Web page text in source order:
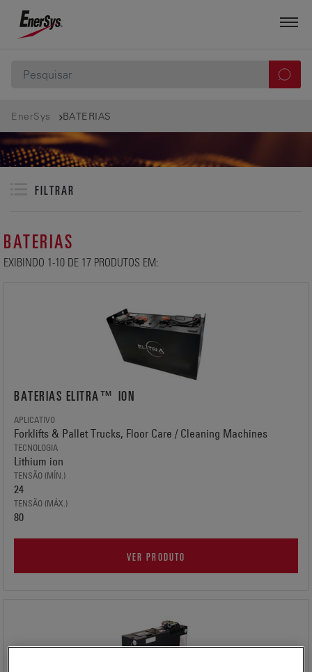
EnerSys BATERIAS
FILTRAR
BATERIAS
EXIBINDO 1-10 DE 17 PRODUTOS EM:
BATERIAS ELITRA™ ION
APLICATIVO
Forklifts & Pallet Trucks, Floor Care / Cleaning Machines
TECNOLOGIA
Lithium ion
TENSÃO (MÍN.)
24
TENSÃO (MÁX.)
80
VER PRODUTO